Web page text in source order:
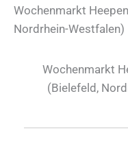
Wochenmarkt
Nordrhein-Westfalen)
Wochenmarkt
(Bielefeld,